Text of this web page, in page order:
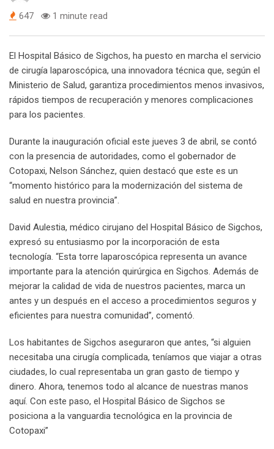
647 1 minute read
El Hospital Básico de Sigchos, ha puesto en marcha el servicio
de cirugía laparoscópica, una innovadora técnica que, según el
Ministerio de Salud, garantiza procedimientos menos invasivos,
rápidos tiempos de recuperación y menores complicaciones
para los pacientes.
Durante la inauguración oficial este jueves 3 de abril, se contó
con la presencia de autoridades, como el gobernador de
Cotopaxi, Nelson Sánchez, quien destacó que este es un
“momento histórico para la modernización del sistema de
salud en nuestra provincia”.
David Aulestia, médico cirujano del Hospital Básico de Sigchos,
expresó su entusiasmo por la incorporación de esta
tecnología. “Esta torre laparoscópica representa un avance
importante para la atención quirúrgica en Sigchos. Además de
mejorar la calidad de vida de nuestros pacientes, marca un
antes y un después en el acceso a procedimientos seguros y
eficientes para nuestra comunidad”, comentó.
Los habitantes de Sigchos aseguraron que antes, “si alguien
necesitaba una cirugía complicada, teníamos que viajar a otras
ciudades, lo cual representaba un gran gasto de tiempo y
dinero. Ahora, tenemos todo al alcance de nuestras manos
aquí. Con este paso, el Hospital Básico de Sigchos se
posiciona a la vanguardia tecnológica en la provincia de
Cotopaxi”